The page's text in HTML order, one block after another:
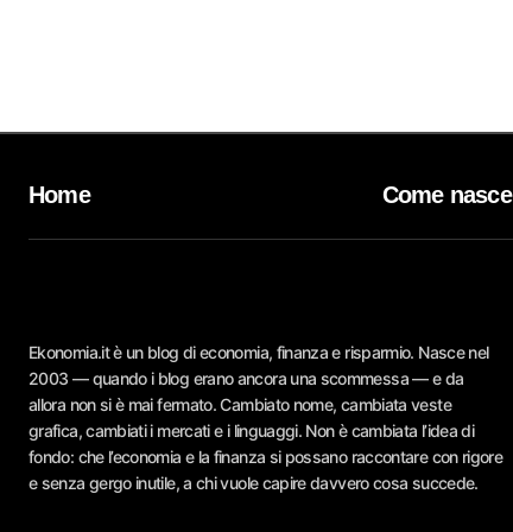
Ekonomia.it è un blog di economia, finanza e risparmio. Nasce nel
2003 — quando i blog erano ancora una scommessa — e da
allora non si è mai fermato. Cambiato nome, cambiata veste
grafica, cambiati i mercati e i linguaggi. Non è cambiata l’idea di
fondo: che l’economia e la finanza si possano raccontare con rigore
e senza gergo inutile, a chi vuole capire davvero cosa succede.
Home Come nasce